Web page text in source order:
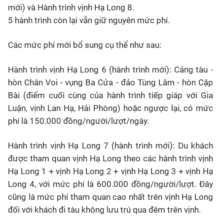
mới) và Hành trình vịnh Hạ Long 8.
5 hành trình còn lại vẫn giữ nguyên mức phí.
Các mức phí mới bổ sung cụ thể như sau:
Hành trình vịnh Hạ Long 6 (hành trình mới): Cảng tàu -
hòn Chân Voi - vụng Ba Cửa - đảo Tùng Lâm - hòn Cặp
Bài (điểm cuối cùng của hành trình tiếp giáp với Gia
Luận, vịnh Lan Hạ, Hải Phòng) hoặc ngược lại, có mức
phí là 150.000 đồng/người/lượt/ngày.
Hành trình vịnh Hạ Long 7 (hành trình mới): Du khách
được tham quan vịnh Hạ Long theo các hành trình vịnh
Hạ Long 1 + vịnh Hạ Long 2 + vịnh Hạ Long 3 + vịnh Hạ
Long 4, với mức phí là 600.000 đồng/người/lượt. Đây
cũng là mức phí tham quan cao nhất trên vịnh Hạ Long
đối với khách đi tàu không lưu trú qua đêm trên vịnh.